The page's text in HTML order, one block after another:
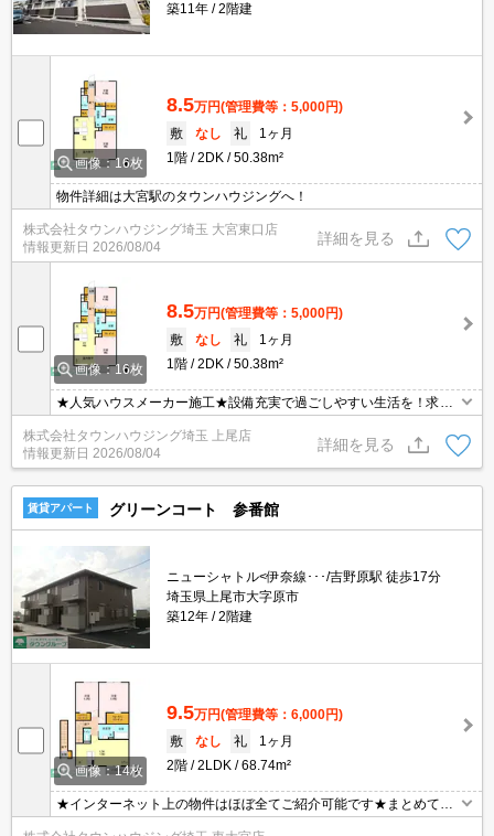
築11年
2階建
画像：16枚
8.5万円(管理費等：5,000円)
敷
なし 礼
1ヶ月
1階
2DK 50.38m²
物件詳細は大宮駅のタウンハウジングへ！
株式会社タウンハウジング埼玉 大宮東口店
情報更新日 2026/08/04
詳細を見る
画像：16枚
8.5万円(管理費等：5,000円)
敷
なし 礼
1ヶ月
1階
2DK 50.38m²
★人気ハウスメーカー施工★設備充実で過ごしやすい生活を！求め
られているものが詰まっている物件です！
株式会社タウンハウジング埼玉 上尾店
情報更新日 2026/08/04
詳細を見る
賃貸アパート グリーンコート 参番館
ニューシャトル<伊奈線･･･/吉野原駅 徒歩17分
埼玉県上尾市大字原市
築12年
2階建
画像：14枚
9.5万円(管理費等：6,000円)
敷
なし 礼
1ヶ月
2階
2LDK 68.74m²
★インターネット上の物件はほぼ全てご紹介可能です★まとめてご
紹介致します★お部屋探しは情報量地域No１の★タウンハウジング